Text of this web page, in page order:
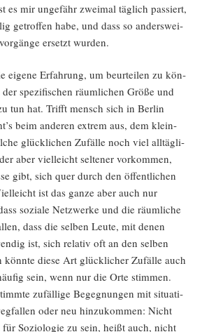
es mir unge­fähr zwei­mal täg­lich pas­siert,
getrof­fen habe, und dass so anders­wei­
ersetzt wurden.
eige­ne Erfah­rung, um beur­tei­len zu kön­
spe­zi­fi­schen räum­li­chen Grö­ße und
tun hat. Trifft mensch sich in Ber­lin
beim ande­ren extrem aus, dem klein­
glück­li­chen Zufäl­le noch viel all­täg­li­
aber viel­leicht sel­te­ner vor­kom­men,
gibt, sich quer durch den öffent­li­chen
ist das gan­ze aber auch nur
sozia­le Netz­wer­ke und die räum­li­che
dass die sel­ben Leu­te, mit denen
ist, sich rela­tiv oft an den sel­ben
könn­te die­se Art glück­li­cher Zufäl­le auch
sein, wenn nur die Orte stim­men.
zufäl­li­ge Begeg­nun­gen mit situa­ti­
oder neu hin­zu­kom­men: Nicht
Sozio­lo­gie zu sein, heißt auch, nicht